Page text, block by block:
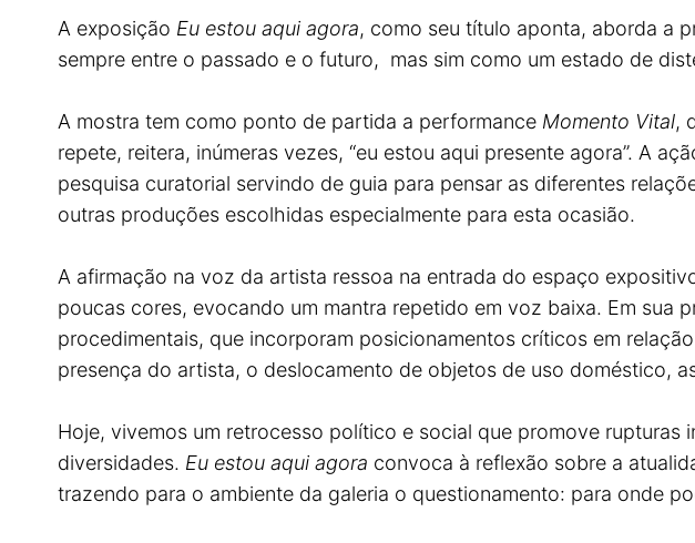
A exposição Eu estou aqui agora, como seu título aponta, aborda a
sempre entre o passado e o futuro, mas sim como um estado de
A mostra tem como ponto de partida a performance Momento Vital,
repete, reitera, inúmeras vezes, “eu estou aqui presente agora”. A
pesquisa curatorial servindo de guia para pensar as diferentes
outras produções escolhidas especialmente para esta ocasião.
A afirmação na voz da artista ressoa na entrada do espaço
poucas cores, evocando um mantra repetido em voz baixa. Em sua
procedimentais, que incorporam posicionamentos críticos em
presença do artista, o deslocamento de objetos de uso doméstico,
Hoje, vivemos um retrocesso político e social que promove
diversidades. Eu estou aqui agora convoca à reflexão sobre a
trazendo para o ambiente da galeria o questionamento: para onde